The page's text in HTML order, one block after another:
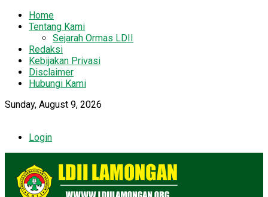
Home
Tentang Kami
Sejarah Ormas LDII
Redaksi
Kebijakan Privasi
Disclaimer
Hubungi Kami
Sunday, August 9, 2026
Login